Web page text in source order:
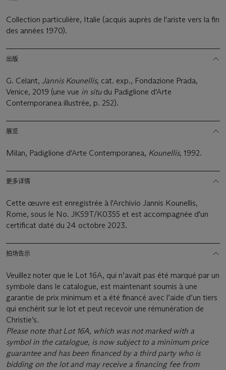
Collection particulière, Italie (acquis auprès de l'ariste vers la fin
des années 1970).
出版
G. Celant, Jannis Kounellis, cat. exp., Fondazione Prada,
Venice, 2019 (une vue in situ du Padiglione d'Arte
Contemporanea illustrée, p. 252).
展览
Milan, Padiglione d'Arte Contemporanea, Kounellis, 1992.
更多详情
Cette œuvre est enregistrée à l'Archivio Jannis Kounellis,
Rome, sous le No. JK59T/K0355 et est accompagnée d'un
certificat daté du 24 octobre 2023.
拍场告示
Veuillez noter que le Lot 16A, qui n’avait pas été marqué par un
symbole dans le catalogue, est maintenant soumis à une
garantie de prix minimum et a été financé avec l’aide d’un tiers
qui enchérit sur le lot et peut recevoir une rémunération de
Christie’s.
Please note that Lot 16A, which was not marked with a
symbol in the catalogue, is now subject to a minimum price
guarantee and has been financed by a third party who is
bidding on the lot and may receive a financing fee from